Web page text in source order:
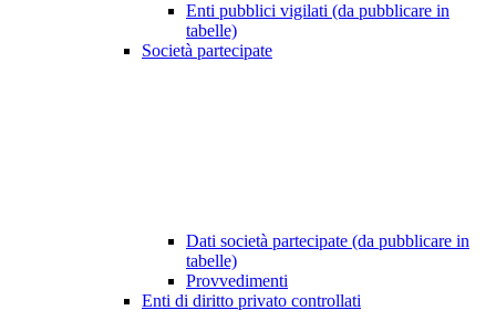
Enti pubblici vigilati (da pubblicare in
tabelle)
Società partecipate
Dati società partecipate (da pubblicare in
tabelle)
Provvedimenti
Enti di diritto privato controllati